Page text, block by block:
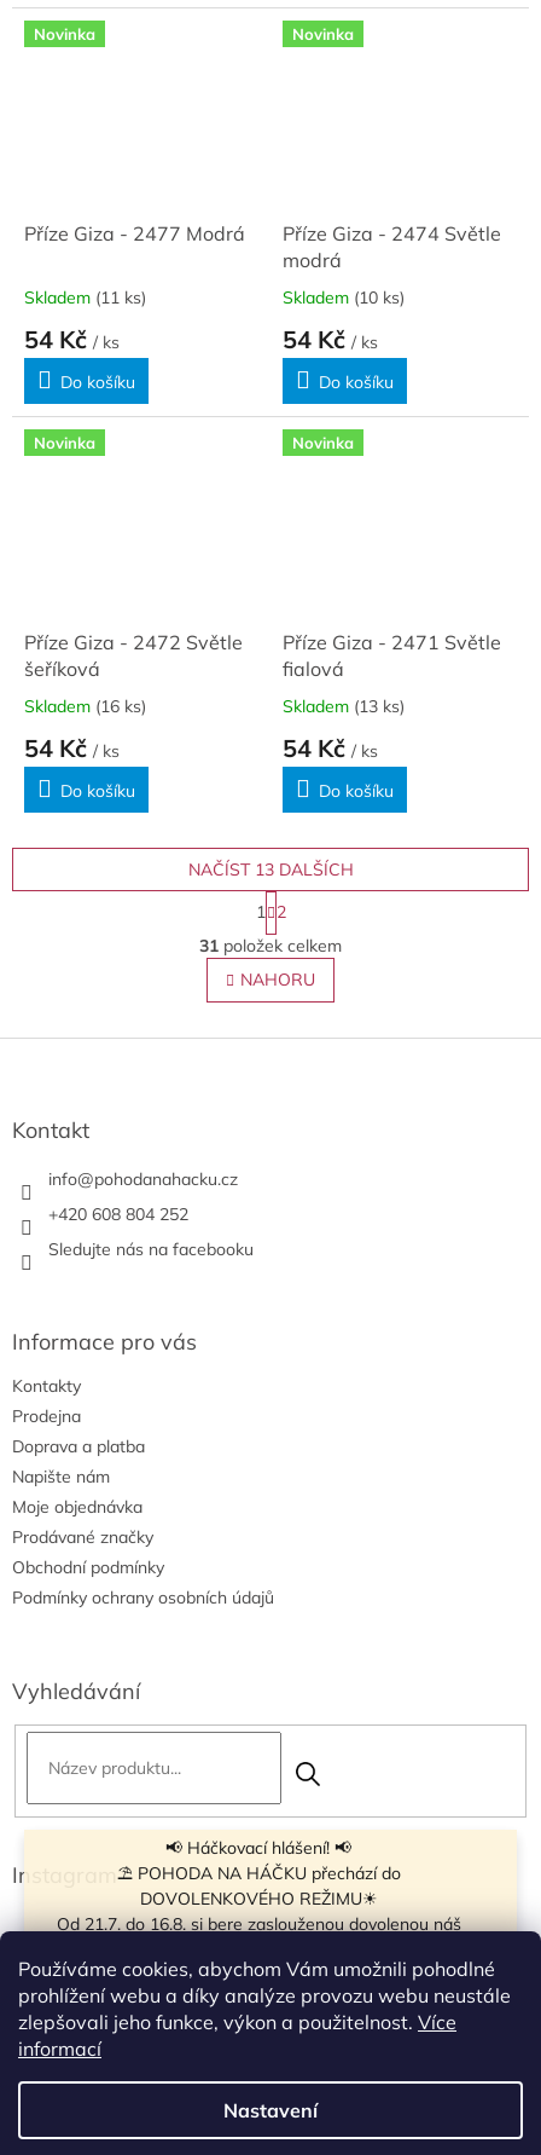
Používáme cookies, abychom Vám umožnili pohodlné
prohlížení webu a díky analýze provozu webu neustále
zlepšovali jeho funkce, výkon a použitelnost. Více
informací
Nastavení
📢 Háčkovací hlášení! 📢
⛱ POHODA NA HÁČKU přechází do
DOVOLENKOVÉHO REŽIMU☀
Od 21.7. do 16.8. si bere zaslouženou dovolenou náš
krátkou pauzu.
Objednávky přijímáme dál - klubíčka, která máme
vyrobená, odešleme bez zdržení. U ostatních se doba
☀
Od 7.8. do 14.8. si dovolenou bude užívat obchůdek v
Novinka
Příze Giza - 2477 Modrá
Skladem (11 ks)
54 Kč / ks
Do košíku
Novinka
Příze Giza - 2474 Světle
modrá
Skladem (10 ks)
54 Kč / ks
Do košíku
Novinka
Příze Giza - 2472 Světle
šeříková
Skladem (16 ks)
54 Kč / ks
Do košíku
Novinka
Příze Giza - 2471 Světle
fialová
Skladem (13 ks)
54 Kč / ks
Do košíku
O
v
l
á
NAČÍST 13 DALŠÍCH
S
t
r
á
n
k
v
1 2
31 položek celkem
NAHORU
Z
Kontakt
info@pohodanahacku.cz
+420 608 804 252
Sledujte nás na facebooku
Informace pro vás
Kontakty
Prodejna
Doprava a platba
Napište nám
Moje objednávka
Prodávané značky
Obchodní podmínky
Podmínky ochrany osobních údajů
Vyhledávání
Instagram
Sledovat na Instagramu
Vytvořil Shoptet